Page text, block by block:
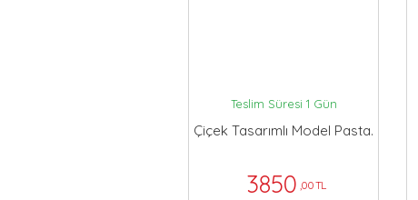
Teslim Süresi 1 Gün
Çiçek Tasarımlı Model Pasta.
3850 ,00 TL